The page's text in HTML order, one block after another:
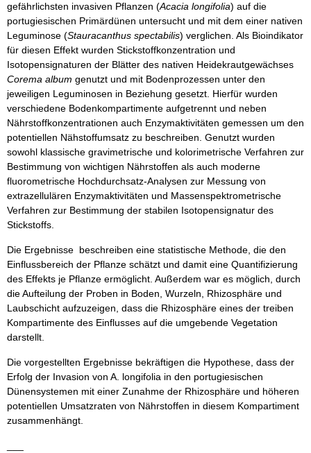
gefährlichsten invasiven Pflanzen (Acacia longifolia) auf die
portugiesischen Primärdünen untersucht und mit dem einer nativen
Leguminose (Stauracanthus spectabilis) verglichen. Als Bioindikator
für diesen Effekt wurden Stickstoffkonzentration und
Isotopensignaturen der Blätter des nativen Heidekrautgewächses
Corema album genutzt und mit Bodenprozessen unter den
jeweiligen Leguminosen in Beziehung gesetzt. Hierfür wurden
verschiedene Bodenkompartimente aufgetrennt und neben
Nährstoffkonzentrationen auch Enzymaktivitäten gemessen um den
potentiellen Nähstoffumsatz zu beschreiben. Genutzt wurden
sowohl klassische gravimetrische und kolorimetrische Verfahren zur
Bestimmung von wichtigen Nährstoffen als auch moderne
fluorometrische Hochdurchsatz-Analysen zur Messung von
extrazellulären Enzymaktivitäten und Massenspektrometrische
Verfahren zur Bestimmung der stabilen Isotopensignatur des
Stickstoffs.
Die Ergebnisse beschreiben eine statistische Methode, die den
Einflussbereich der Pflanze schätzt und damit eine Quantifizierung
des Effekts je Pflanze ermöglicht. Außerdem war es möglich, durch
die Aufteilung der Proben in Boden, Wurzeln, Rhizosphäre und
Laubschicht aufzuzeigen, dass die Rhizosphäre eines der treiben
Kompartimente des Einflusses auf die umgebende Vegetation
darstellt.
Die vorgestellten Ergebnisse bekräftigen die Hypothese, dass der
Erfolg der Invasion von A. longifolia in den portugiesischen
Dünensystemen mit einer Zunahme der Rhizosphäre und höheren
potentiellen Umsatzraten von Nährstoffen in diesem Kompartiment
zusammenhängt.